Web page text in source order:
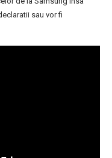
sau vor fi